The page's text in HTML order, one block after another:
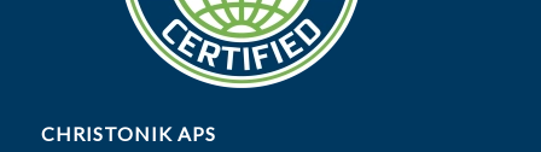
CHRISTONIK APS